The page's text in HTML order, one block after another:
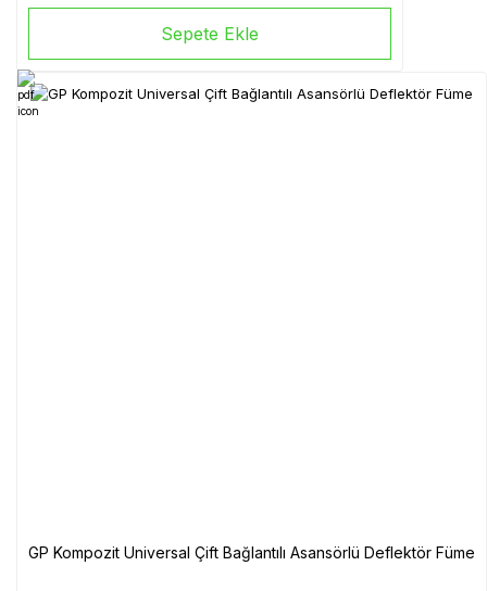
Sepete Ekle
GP Kompozit Universal Çift Bağlantılı Asansörlü Deflektör Füme